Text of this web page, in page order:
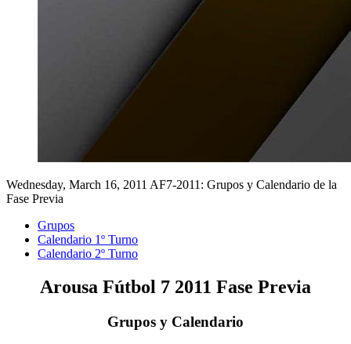
Wednesday, March 16, 2011 AF7-2011: Grupos y Calendario de la
Fase Previa
Grupos
Calendario 1º Turno
Calendario 2º Turno
Arousa Fútbol 7 2011 Fase Previa
Grupos y Calendario